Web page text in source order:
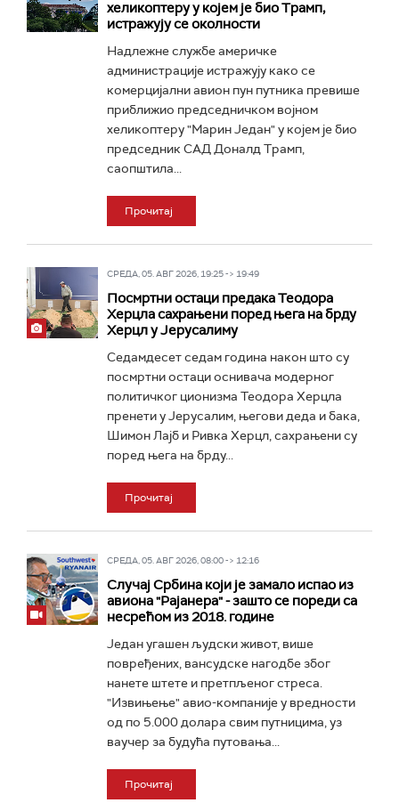
хеликоптеру у којем је био Трамп,
истражују се околности
Надлежне службе америчке
администрације истражују како се
комерцијални авион пун путника превише
приближио председничком војном
хеликоптеру "Марин Један" у којем је био
председник САД Доналд Трамп,
саопштила...
Прочитај
СРЕДА, 05. АВГ 2026, 19:25 -> 19:49
Посмртни остаци предака Теодора
Херцла сахрањени поред њега на брду
Херцл у Јерусалиму
Седамдесет седам година након што су
посмртни остаци оснивача модерног
политичког ционизма Теодора Херцла
пренети у Јерусалим, његови деда и бака,
Шимон Лајб и Ривка Херцл, сахрањени су
поред њега на брду...
Прочитај
СРЕДА, 05. АВГ 2026, 08:00 -> 12:16
Случај Србина који је замало испао из
авиона "Рајанера" - зашто се пореди са
несрећом из 2018. године
Један угашен људски живот, више
повређених, вансудске нагодбе због
нанете штете и претпљеног стреса.
"Извињење" авио-компаније у вредности
од по 5.000 долара свим путницима, уз
ваучер за будућа путовања...
Прочитај